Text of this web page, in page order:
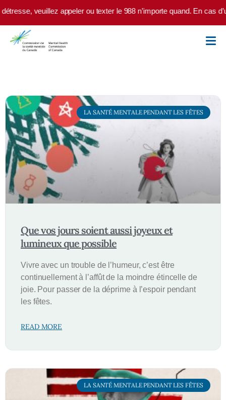
Skip to main content
veuillez appeler ou texter le 988 n’importe quand. En cas
LA SANTÉ MENTALE PENDANT LES FÊTES
Que vos jours soient aussi joyeux et
lumineux que possible
Vivre avec un trouble de l’humeur, c’est être
continuellement à l’affût de la moindre étincelle de
joie. Pour passer de la déprime à l’espoir pendant
les fêtes.
READ MORE
LA SANTÉ MENTALE PENDANT LES FÊTES